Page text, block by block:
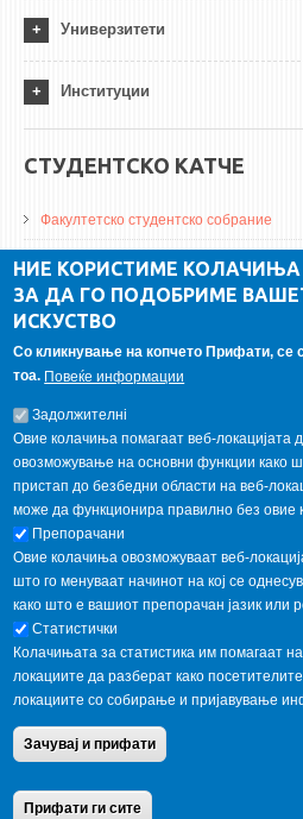
Универзитети
Институции
СТУДЕНТСКО КАТЧЕ
Факултетско студентско собрание
ДА Винчи магазин
Алумни асоцијација
ГАЛЕРИЈА
Copyright © 2013 Garnet All Rights
Home
НИЕ КОРИСТИМЕ
ЗА ДА ГО ПОДОБРИМЕ
ИСКУСТВО
Со кликнување на копчето Прифати, се
тоа. Повеќе информации
Задолжителнi
Овие колачиња помагаат веб-локацијата
овозможување на основни функции како
пристап до безбедни области на веб-
може да функционира правилно без овие
Препорачани
Овие колачиња овозможуваат веб-
што го менуваат начинот на кој се
како што е вашиот препорачан јазик или
Статистички
Колачињата за статистика им помагаат
локациите да разберат како
локациите со собирање и пријавување
Зачувај и прифати
Прифати ги сите